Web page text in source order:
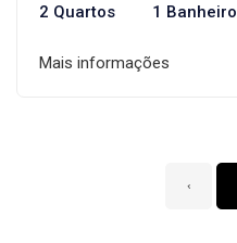
2 Quartos 1 Banheiro
Mais informações
‹